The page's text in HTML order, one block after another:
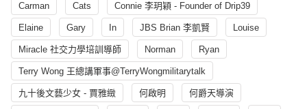
Carman Cats Connie 李玥穎 - Founder of Drip39
Elaine Gary In JBS Brian 李凱賢 Louise
Miracle 社交力學培訓導師 Norman Ryan
Terry Wong 王總講軍事@TerryWongmilitarytalk
九十後文藝少女 - 賈雅緻 何啟明 何爵天導演